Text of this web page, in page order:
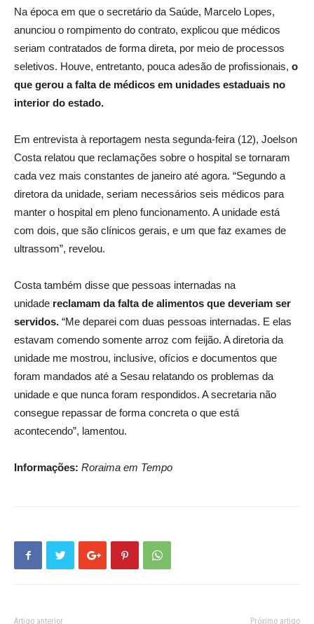
Na época em que o secretário da Saúde, Marcelo Lopes,
anunciou o rompimento do contrato, explicou que médicos
seriam contratados de forma direta, por meio de processos
seletivos. Houve, entretanto, pouca adesão de profissionais, o
que gerou a falta de médicos em unidades estaduais no
interior do estado.
Em entrevista à reportagem nesta segunda-feira (12), Joelson
Costa relatou que reclamações sobre o hospital se tornaram
cada vez mais constantes de janeiro até agora. “Segundo a
diretora da unidade, seriam necessários seis médicos para
manter o hospital em pleno funcionamento. A unidade está
com dois, que são clínicos gerais, e um que faz exames de
ultrassom”, revelou.
Costa também disse que pessoas internadas na
unidade reclamam da falta de alimentos que deveriam ser
servidos. “Me deparei com duas pessoas internadas. E elas
estavam comendo somente arroz com feijão. A diretoria da
unidade me mostrou, inclusive, ofícios e documentos que
foram mandados até a Sesau relatando os problemas da
unidade e que nunca foram respondidos. A secretaria não
consegue repassar de forma concreta o que está
acontecendo”, lamentou.
Informações: Roraima em Tempo
Artigo anterior Próximo artigo